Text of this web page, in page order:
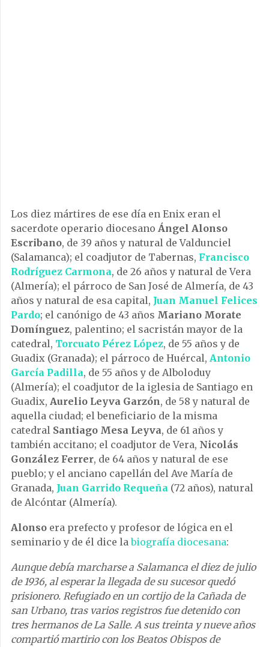
Los diez mártires de ese día en Enix eran el
sacerdote operario diocesano Ángel Alonso
Escribano, de 39 años y natural de Valdunciel
(Salamanca); el coadjutor de Tabernas, Francisco
Rodríguez Carmona, de 26 años y natural de Vera
(Almería); el párroco de San José de Almería, de 43
años y natural de esa capital, Juan Manuel Felices
Pardo; el canónigo de 43 años Mariano Morate
Domínguez, palentino; el sacristán mayor de la
catedral, Torcuato Pérez López, de 55 años y de
Guadix (Granada); el párroco de Huércal, Antonio
García Padilla, de 55 años y de Alboloduy
(Almería); el coadjutor de la iglesia de Santiago en
Guadix, Aurelio Leyva Garzón, de 58 y natural de
aquella ciudad; el beneficiario de la misma
catedral Santiago Mesa Leyva, de 61 años y
también accitano; el coadjutor de Vera, Nicolás
González Ferrer, de 64 años y natural de ese
pueblo; y el anciano capellán del Ave María de
Granada, Juan Garrido Requeña (72 años), natural
de Alcóntar (Almería).
Alonso era prefecto y profesor de lógica en el
seminario y de él dice labiografía diocesana:
Aunque debía marcharse a Salamanca el diez de julio
de 1936, al esperar la llegada de su sucesor quedó
prisionero. Refugiado en un cortijo de la Cañada de
san Urbano, tras varios registros fue detenido con
tres hermanos de La Salle. A sus treinta y nueve años
compartió martirio con los Beatos Obispos de